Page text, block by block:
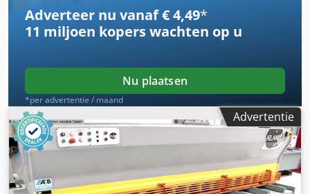
(kogelomloopspindels) - analoge positieweergave +
handwiel voor fijninstelling - 1x zij-aanslag - 3x
Adverteer nu vanaf € 4,49*
11 miljoen koperswachten op u
Nu plaatsen
*per advertentie / maand
Advertentie